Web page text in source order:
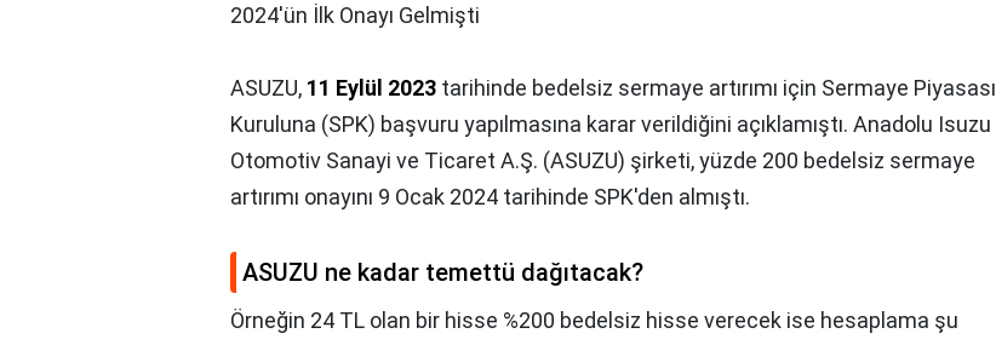
2024'ün İlk Onayı Gelmişti
ASUZU, 11 Eylül 2023 tarihinde bedelsiz sermaye artırımı için Sermaye Piyasası
Kuruluna (SPK) başvuru yapılmasına karar verildiğini açıklamıştı. Anadolu Isuzu
Otomotiv Sanayi ve Ticaret A.Ş. (ASUZU) şirketi, yüzde 200 bedelsiz sermaye
artırımı onayını 9 Ocak 2024 tarihinde SPK'den almıştı.
ASUZU ne kadar temettü dağıtacak?
Örneğin 24 TL olan bir hisse %200 bedelsiz hisse verecek ise hesaplama şu